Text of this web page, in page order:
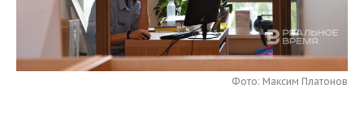
НЕФТЕХИМИЯ
РОЗНИЧНАЯ ТОРГОВЛЯ
ТРАНСПОРТ
НОВОСТИ ТЕХНОЛОГИЙ
IT
МЕРОПРИЯТИЯ
НОВОСТИ МЕРОПРИЯТИЙ
СПОРТ
Фото: Максим Платонов